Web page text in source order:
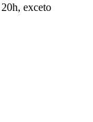
exceto